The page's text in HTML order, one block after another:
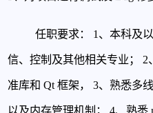
任职要求： 1、本科及
信、控制及其他相关专业；2
准库和 Qt 框架，3、熟悉多